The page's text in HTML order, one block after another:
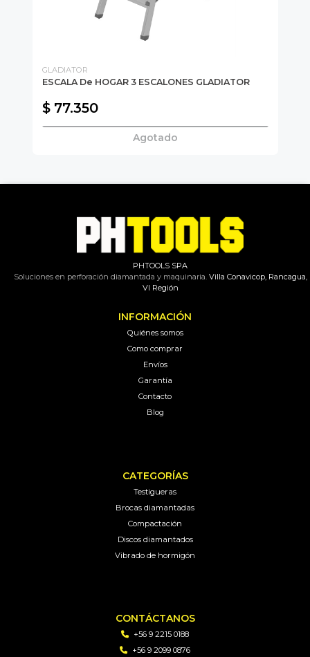
GLADIATOR
ESCALA De HOGAR 3 ESCALONES GLADIATOR
$ 77.350
Agotado
PHTOOLS SPA
Soluciones en perforación diamantada y maquinaria.Villa Conavicop, Rancagua,
VI Región
INFORMACIÓN
Quiénes somos
Como comprar
Envíos
Garantía
Contacto
Blog
CATEGORÍAS
Testigueras
Brocas diamantadas
Compactación
Discos diamantados
Vibrado de hormigón
CONTÁCTANOS
+56 9 2215 0188
+56 9 2099 0876